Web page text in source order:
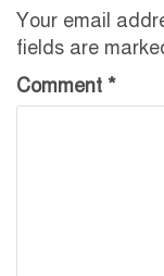
Your email
fields are
Comment *